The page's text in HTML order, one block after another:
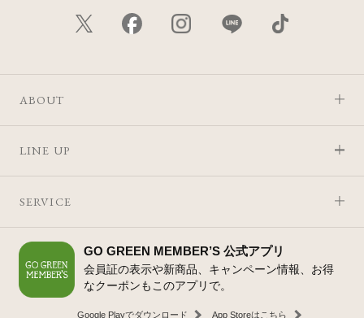
ABOUT
LINE UP
SERVICE
GO GREEN MEMBER’S 公式アプリ
会員証の表示や新商品、キャンペーン情報、お得
なクーポンもこのアプリで。
Google Playでダウンロード App Storeはこちら